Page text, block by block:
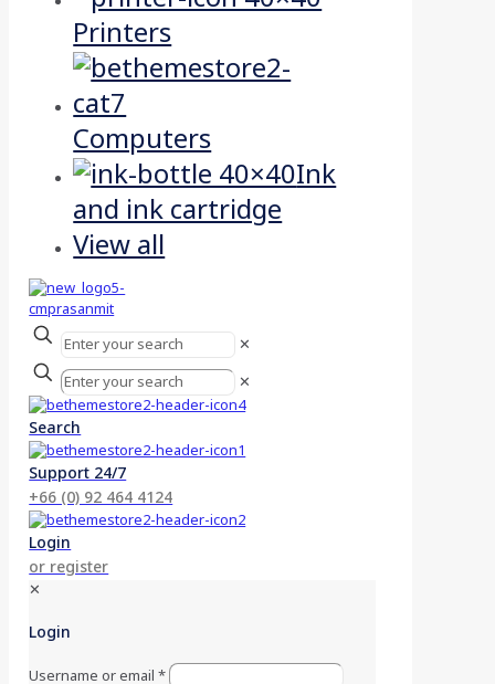
Printers
Computers
Ink
and ink cartridge
View all
✕
✕
Search
Support 24/7
+66 (0) 92 464 4124
Login
or register
✕
Login
Username or email*